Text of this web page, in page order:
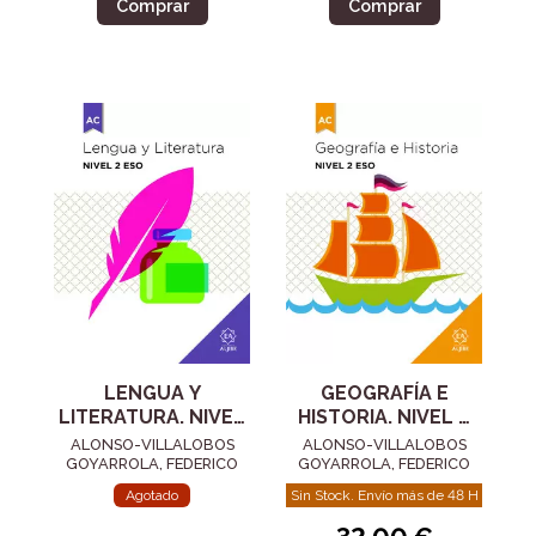
Comprar Comprar
LENGUA Y
LITERATURA. NIVEL
2 ESO
ALONSO-VILLALOBOS
GOYARROLA, FEDERICO
Agotado
GEOGRAFÍA E
HISTORIA. NIVEL 2
ESO
ALONSO-VILLALOBOS
GOYARROLA, FEDERICO
Sin Stock. Envío más de 48 H